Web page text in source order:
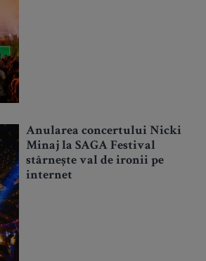
Anularea concertului Nicki
Minaj la SAGA Festival
stârnește val de ironii pe
internet